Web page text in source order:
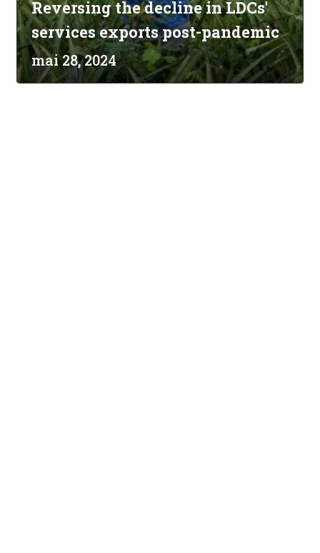
Reversing the decline in LDCs'
services exports post-pandemic
mai 28, 2024